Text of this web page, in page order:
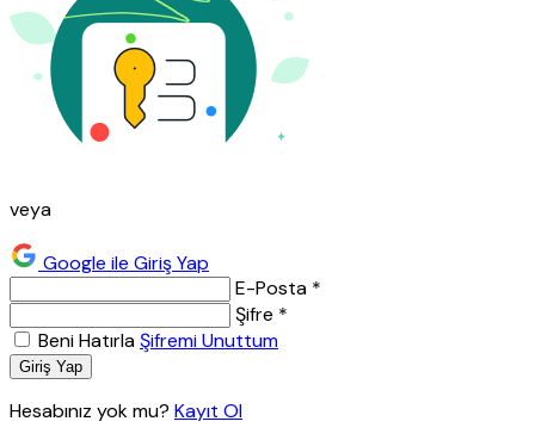
veya
Google ile Giriş Yap
E-Posta *
Şifre *
Beni HatırlaŞifremi Unuttum
Giriş Yap
Hesabınız yok mu? Kayıt Ol